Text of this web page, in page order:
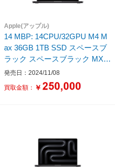
Apple(アップル)
14 MBP: 14CPU/32GPU M4 M
ax 36GB 1TB SSD スペースブ
ラック スペースブラック MX2
K3J/A ［14.0型 /Mac OS /Apple
M4 /メモリ：36GB /SSD：1TB
/無し /日本語版キーボード /202
発売日：2024/11/08
買取金額： ￥